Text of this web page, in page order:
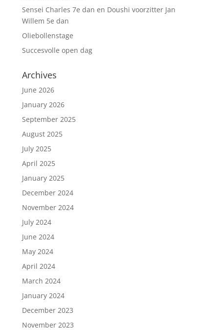
Sensei Charles 7e dan en Doushi voorzitter Jan
Willem 5e dan
Oliebollenstage
Succesvolle open dag
Archives
June 2026
January 2026
September 2025
August 2025
July 2025
April 2025
January 2025
December 2024
November 2024
July 2024
June 2024
May 2024
April 2024
March 2024
January 2024
December 2023
November 2023